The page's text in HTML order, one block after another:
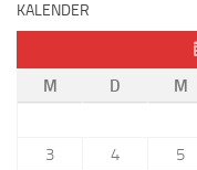
KALENDER
M
D M
3
4 5